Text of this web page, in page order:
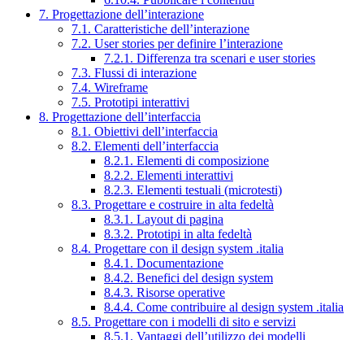
7. Progettazione dell’interazione
7.1. Caratteristiche dell’interazione
7.2. User stories per definire l’interazione
7.2.1. Differenza tra scenari e user stories
7.3. Flussi di interazione
7.4. Wireframe
7.5. Prototipi interattivi
8. Progettazione dell’interfaccia
8.1. Obiettivi dell’interfaccia
8.2. Elementi dell’interfaccia
8.2.1. Elementi di composizione
8.2.2. Elementi interattivi
8.2.3. Elementi testuali (microtesti)
8.3. Progettare e costruire in alta fedeltà
8.3.1. Layout di pagina
8.3.2. Prototipi in alta fedeltà
8.4. Progettare con il design system .italia
8.4.1. Documentazione
8.4.2. Benefici del design system
8.4.3. Risorse operative
8.4.4. Come contribuire al design system .italia
8.5. Progettare con i modelli di sito e servizi
8.5.1. Vantaggi dell’utilizzo dei modelli